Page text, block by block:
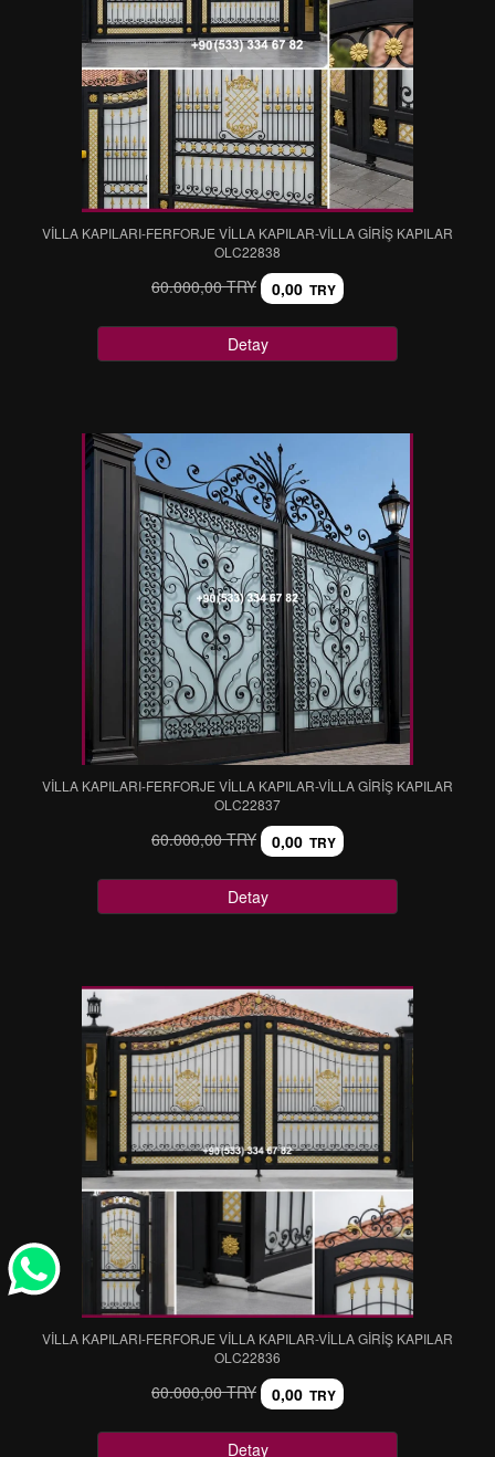
VİLLA KAPILARI-FERFORJE VİLLA KAPILAR-VİLLA GİRİŞ KAPILAR
OLC22838
60.000,00 TRY 0,00 TRY
Detay
VİLLA KAPILARI-FERFORJE VİLLA KAPILAR-VİLLA GİRİŞ KAPILAR
OLC22837
60.000,00 TRY 0,00 TRY
Detay
VİLLA KAPILARI-FERFORJE VİLLA KAPILAR-VİLLA GİRİŞ KAPILAR
OLC22836
60.000,00 TRY 0,00 TRY
Detay